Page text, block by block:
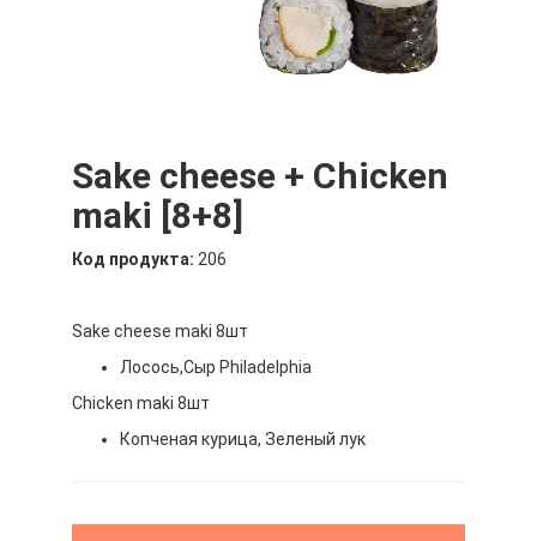
Sake cheese + Chicken
maki [8+8]
Код продукта: 206
Sake cheese maki 8шт
Лосось,Сыр Philadelphia
Chicken maki 8шт
Копченая курица, Зеленый лук